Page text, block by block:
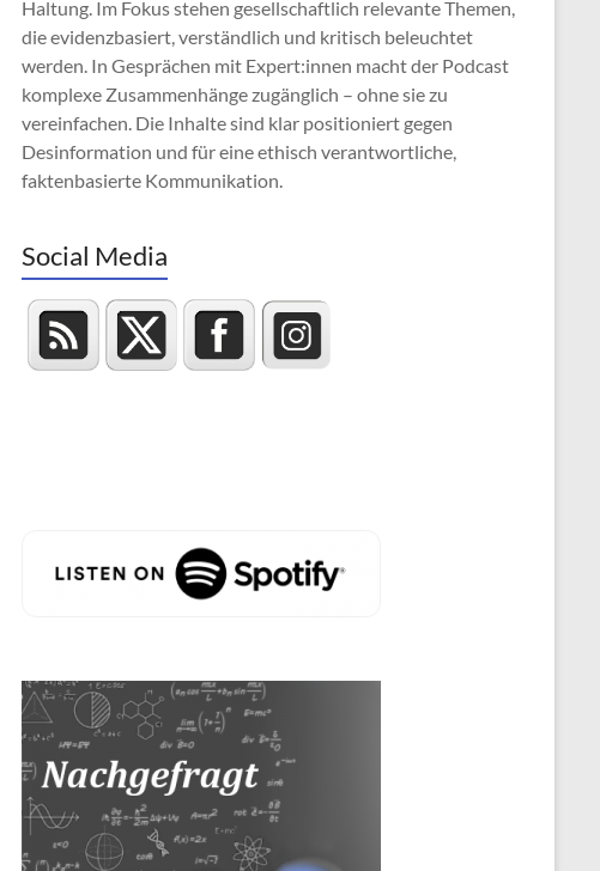
Haltung. Im Fokus stehen gesellschaftlich relevante Themen,
die evidenzbasiert, verständlich und kritisch beleuchtet
werden. In Gesprächen mit Expert:innen macht der Podcast
komplexe Zusammenhänge zugänglich – ohne sie zu
vereinfachen. Die Inhalte sind klar positioniert gegen
Desinformation und für eine ethisch verantwortliche,
faktenbasierte Kommunikation.
Social Media